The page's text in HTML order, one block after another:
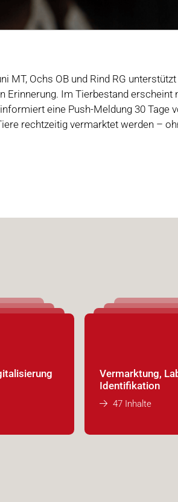
MT, Ochs OB und Rind RG
Erinnerung. Im Tierbestand erscheint
eine Push-Meldung 30 Tage
rechtzeitig vermarktet werden –
Vermarktung,
Identifikation
47 Inhalte